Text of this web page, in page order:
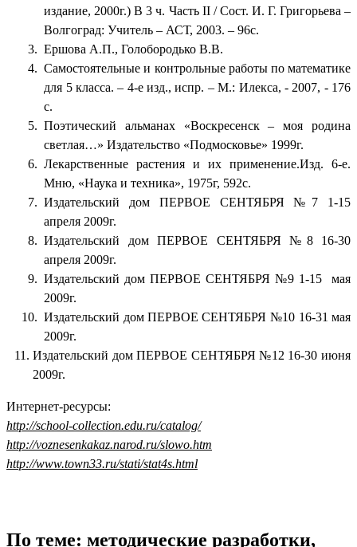
издание, 2000г.) В 3 ч. Часть II / Сост. И. Г. Григорьева –
Волгоград: Учитель – АСТ, 2003. – 96с.
Ершова А.П., Голобородько В.В.
Самостоятельные и контрольные работы по математике
для 5 класса. – 4-е изд., испр. – М.: Илекса, - 2007, - 176
с.
Поэтический альманах «Воскресенск – моя родина
светлая…» Издательство «Подмосковье» 1999г.
Лекарственные растения и их применение.Изд. 6-е.
Мню, «Наука и техника», 1975г, 592с.
Издательский дом ПЕРВОЕ СЕНТЯБРЯ №7 1-15
апреля 2009г.
Издательский дом ПЕРВОЕ СЕНТЯБРЯ №8 16-30
апреля 2009г.
Издательский дом ПЕРВОЕ СЕНТЯБРЯ №9 1-15 мая
2009г.
Издательский дом ПЕРВОЕ СЕНТЯБРЯ №10 16-31 мая
2009г.
Издательский дом ПЕРВОЕ СЕНТЯБРЯ №12 16-30 июня
2009г.
Интернет-ресурсы:
http://school-collection.edu.ru/catalog/
http://voznesenkakaz.narod.ru/slowo.htm
http://www.town33.ru/stati/stat4s.html
По теме: методические разработки,